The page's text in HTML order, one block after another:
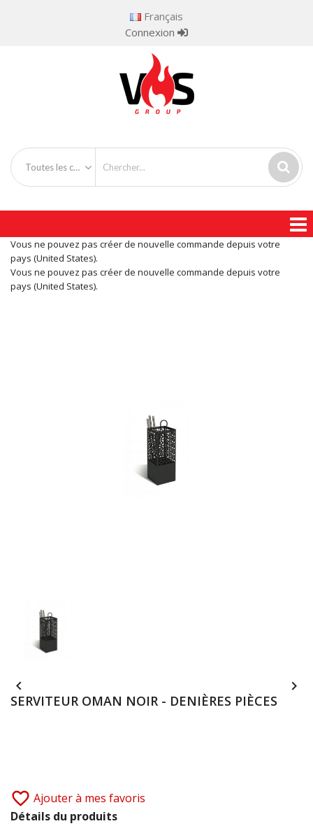
Français
Connexion
Toutes les catégories
Vous ne pouvez pas créer de nouvelle commande depuis votre
pays (United States).
Vous ne pouvez pas créer de nouvelle commande depuis votre
pays (United States).


SERVITEUR OMAN NOIR - DENIÈRES PIÈCES
favorite_border Ajouter à mes favoris
Détails du produits